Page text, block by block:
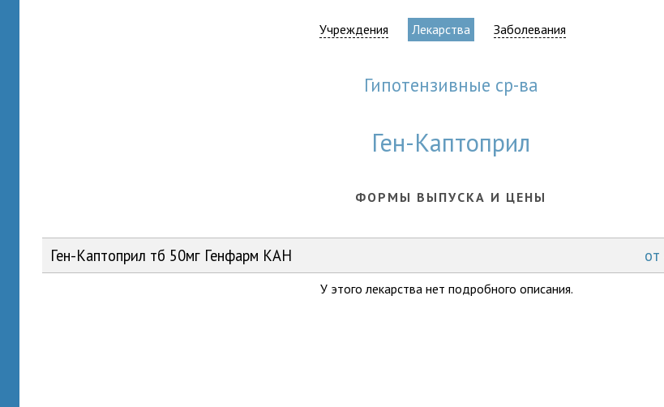
Учреждения Лекарства Заболевания
гипотензивные ср-ва
Ген-Каптоприл
ФОРМЫ ВЫПУСКА И ЦЕНЫ
от
Ген-Каптоприл тб 50мг Генфарм КАН
У этого лекарства нет подробного описания.